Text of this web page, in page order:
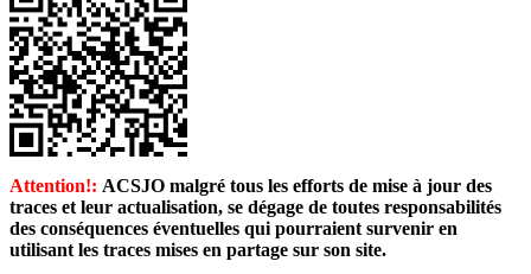
Attention!: ACSJO malgré tous les efforts de mise à jour des
traces et leur actualisation, se dégage de toutes responsabilités
des conséquences éventuelles qui pourraient survenir en
utilisant les traces mises en partage sur son site.